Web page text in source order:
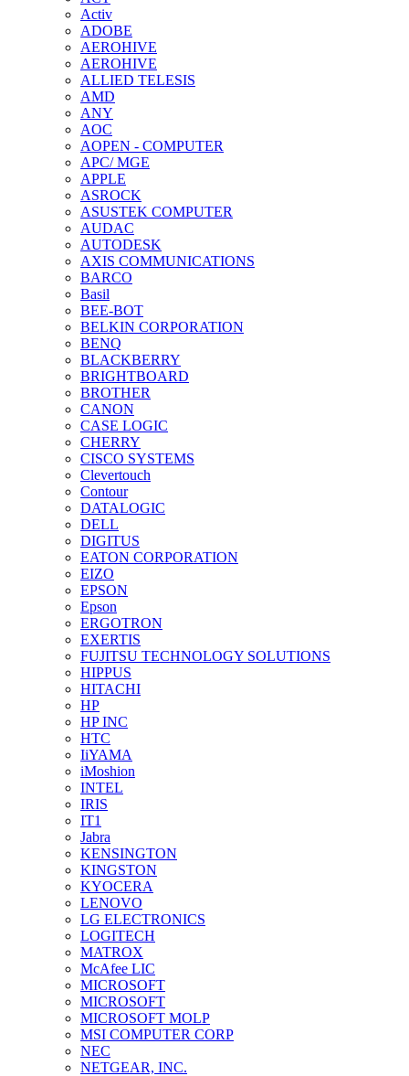
Activ
ADOBE
AEROHIVE
AEROHIVE
ALLIED TELESIS
AMD
ANY
AOC
AOPEN - COMPUTER
APC/ MGE
APPLE
ASROCK
ASUSTEK COMPUTER
AUDAC
AUTODESK
AXIS COMMUNICATIONS
BARCO
Basil
BEE-BOT
BELKIN CORPORATION
BENQ
BLACKBERRY
BRIGHTBOARD
BROTHER
CANON
CASE LOGIC
CHERRY
CISCO SYSTEMS
Clevertouch
Contour
DATALOGIC
DELL
DIGITUS
EATON CORPORATION
EIZO
EPSON
Epson
ERGOTRON
EXERTIS
FUJITSU TECHNOLOGY SOLUTIONS
HIPPUS
HITACHI
HP
HP INC
HTC
IiYAMA
iMoshion
INTEL
IRIS
IT1
Jabra
KENSINGTON
KINGSTON
KYOCERA
LENOVO
LG ELECTRONICS
LOGITECH
MATROX
McAfee LIC
MICROSOFT
MICROSOFT
MICROSOFT MOLP
MSI COMPUTER CORP
NEC
NETGEAR, INC.